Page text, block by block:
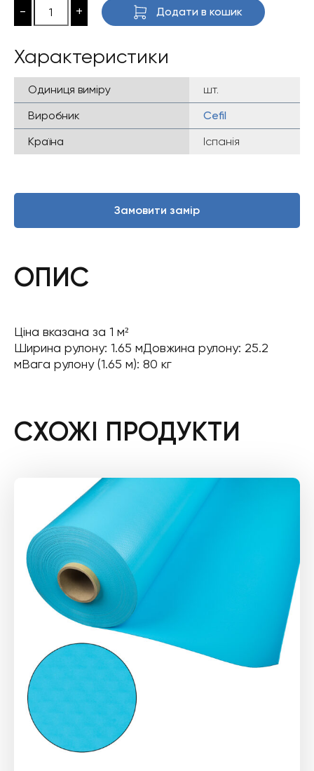
- + Додати в кошик
Характеристики
Одиниця виміру
шт.
Виробник
Cefil
Країна
Іспанія
Замовити замір
ОПИС
Ціна вказана за 1 м²
Ширина рулону: 1.65 мДовжина рулону: 25.2
мВага рулону (1.65 м): 80 кг
СХОЖІ ПРОДУКТИ